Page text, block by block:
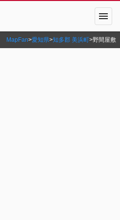
menu
MapFan>愛知県>知多郡 美浜町>野間屋敷